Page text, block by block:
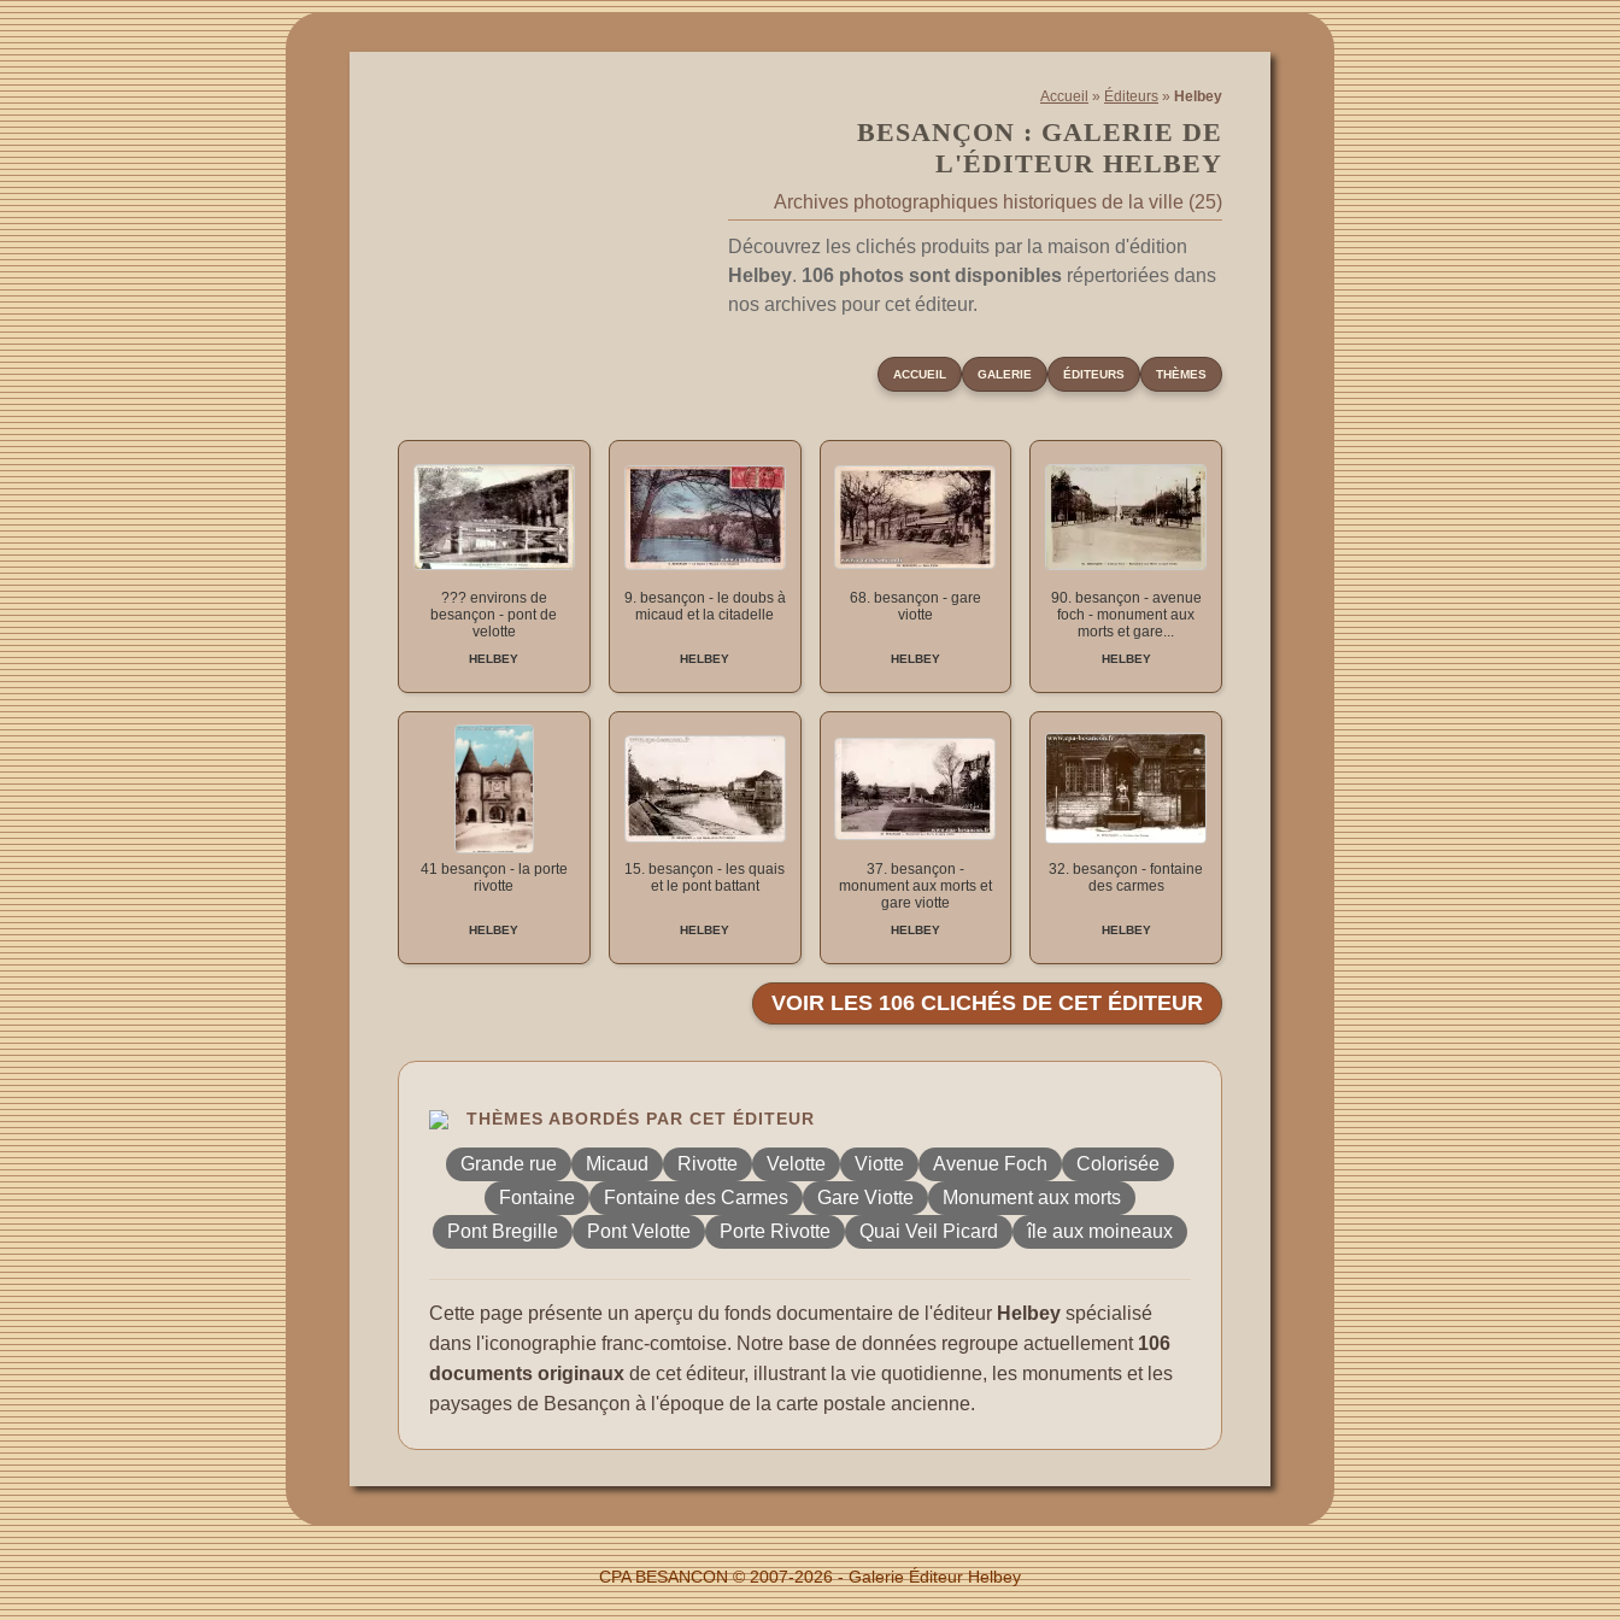
Accueil » Éditeurs » Helbey
BESANÇON : GALERIE DE
L'ÉDITEUR HELBEY
Archives photographiques historiques de la ville (25)
Découvrez les clichés produits par la maison d'édition
Helbey. 106 photos sont disponibles répertoriées dans
nos archives pour cet éditeur.
ACCUEIL GALERIE ÉDITEURS THÈMES
??? environs de
besançon - pont de
velotte
HELBEY
9. besançon - le doubs à
micaud et la citadelle
HELBEY
68. besançon - gare
viotte
HELBEY
90. besançon - avenue
foch - monument aux
morts et gare...
HELBEY
41 besançon - la porte
rivotte
HELBEY
15. besançon - les quais
et le pont battant
HELBEY
37. besançon -
monument aux morts et
gare viotte
HELBEY
32. besançon - fontaine
des carmes
HELBEY
VOIR LES 106 CLICHÉS DE CET ÉDITEUR
THÈMES ABORDÉS PAR CET ÉDITEUR
Grande rue Micaud Rivotte Velotte Viotte Avenue Foch
Colorisée
Fontaine
Fontaine des Carmes Gare Viotte
Monument aux morts
Pont Bregille
Pont Velotte Porte Rivotte Quai Veil Picard île aux moineaux
Cette page présente un aperçu du fonds documentaire de l'éditeur Helbey spécialisé
dans l'iconographie franc-comtoise. Notre base de données regroupe actuellement 106
documents originaux de cet éditeur, illustrant la vie quotidienne, les monuments et les
paysages de Besançon à l'époque de la carte postale ancienne.
CPA BESANCON © 2007-2026 - Galerie Éditeur Helbey